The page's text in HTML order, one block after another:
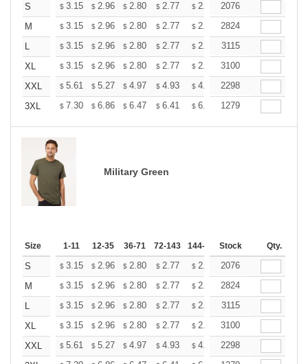
S $ 3.15 $ 2.96 $ 2.80 $ 2.77 $ 2.72 $2.70
2076
M
$ 3.15 $ 2.96 $ 2.80 $ 2.77 $ 2.72 $2.70
2824
L
$ 3.15 $ 2.96 $ 2.80 $ 2.77 $ 2.72 $2.70
3115
XL
$ 3.15 $ 2.96 $ 2.80 $ 2.77 $ 2.72 $2.70
3100
XXL
$ 5.61 $ 5.27 $ 4.97 $ 4.93 $ 4.85 $4.80
2298
3XL
$ 7.30 $ 6.86 $ 6.47 $ 6.41 $ 6.30 $6.25
1279
Military Green
Size 1-11 12-35 36-71 72-143 144-287 288 + More
Stock Qty.
S $ 3.15 $ 2.96 $ 2.80 $ 2.77 $ 2.72 $2.70
2076
M
$ 3.15 $ 2.96 $ 2.80 $ 2.77 $ 2.72 $2.70
2824
L
$ 3.15 $ 2.96 $ 2.80 $ 2.77 $ 2.72 $2.70
3115
XL
$ 3.15 $ 2.96 $ 2.80 $ 2.77 $ 2.72 $2.70
3100
XXL
$ 5.61 $ 5.27 $ 4.97 $ 4.93 $ 4.85 $4.80
2298